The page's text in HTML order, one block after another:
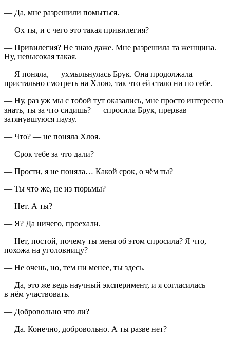
— Да, мне разрешили помыться.
— Ох ты, и с чего это такая привилегия?
— Привилегия? Не знаю даже. Мне разрешила та женщина.
Ну, невысокая такая.
— Я поняла, — ухмыльнулась Брук. Она продолжала
пристально смотреть на Хлою, так что ей стало ни по себе.
— Ну, раз уж мы с тобой тут оказались, мне просто интересно
знать, ты за что сидишь? — спросила Брук, прервав
затянувшуюся паузу.
— Что? — не поняла Хлоя.
— Cрок тебе за что дали?
— Прости, я не поняла… Какой срок, о чём ты?
— Ты что же, не из тюрьмы?
— Нет. А ты?
— Я? Да ничего, проехали.
— Нет, постой, почему ты меня об этом спросила? Я что,
похожа на уголовницу?
— Не очень, но, тем ни менее, ты здесь.
— Да, это же ведь научный эксперимент, и я согласилась
в нём участвовать.
— Добровольно что ли?
— Да. Конечно, добровольно. А ты разве нет?